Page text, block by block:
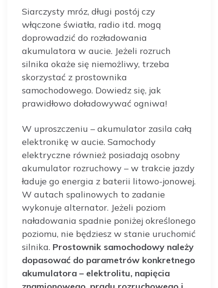
Siarczysty mróz, długi postój czy
włączone światła, radio itd. mogą
doprowadzić do rozładowania
akumulatora w aucie. Jeżeli rozruch
silnika okaże się niemożliwy, trzeba
skorzystać z prostownika
samochodowego. Dowiedz się, jak
prawidłowo doładowywać ogniwa!
W uproszczeniu – akumulator zasila całą
elektronikę w aucie. Samochody
elektryczne również posiadają osobny
akumulator rozruchowy – w trakcie jazdy
ładuje go energia z baterii litowo-jonowej.
W autach spalinowych to zadanie
wykonuje alternator. Jeżeli poziom
naładowania spadnie poniżej określonego
poziomu, nie będziesz w stanie uruchomić
silnika. Prostownik samochodowy należy
dopasować do parametrów konkretnego
akumulatora – elektrolitu, napięcia